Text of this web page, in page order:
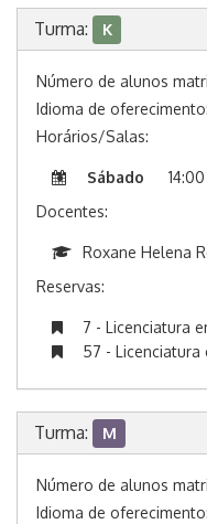
Turma: K
Número de alunos
Idioma de oferecimento:
Horários/Salas:
Sábado
Docentes:
Roxane Helena
Reservas:
7 - Licenciatura
57 - Licenciatura
Turma: M
Número de alunos
Idioma de oferecimento: